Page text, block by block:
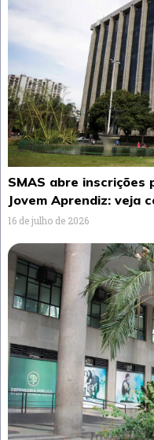
SMAS abre inscrições
Jovem Aprendiz: veja
16 de julho de 2026